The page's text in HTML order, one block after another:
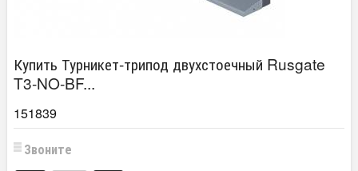
Купить Турникет-трипод двухстоечный Rusgate
T3-NO-BF...
151839
Звоните